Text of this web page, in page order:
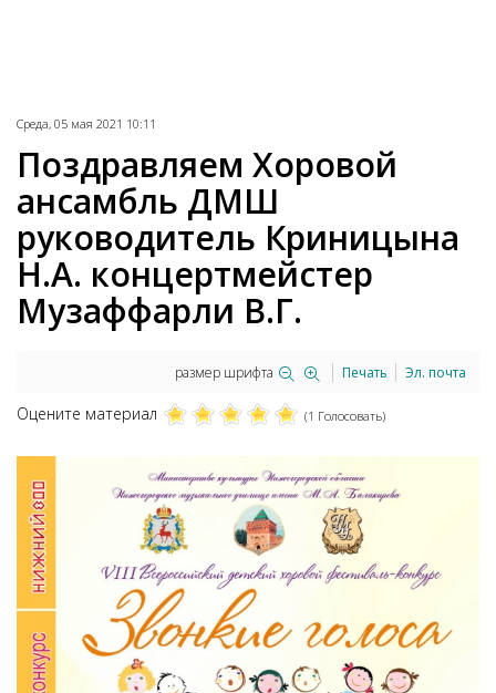
Среда, 05 мая 2021 10:11
Поздравляем Хоровой
ансамбль ДМШ
руководитель Криницына
Н.А. концертмейстер
Музаффарли В.Г.
размер шрифта Печать Эл. почта
Оцените материал (1 Голосовать)